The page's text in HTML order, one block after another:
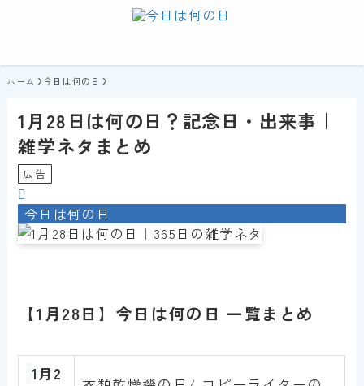
ホーム 今日は何の日
1月28日は何の日？記念日・出来事｜
雑学ネタまとめ
広告
今日は何の日
【1月28日】今日は何の日 一覧まとめ
1月2